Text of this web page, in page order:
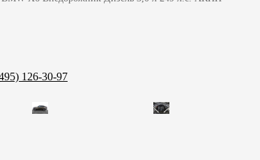
126-30-97